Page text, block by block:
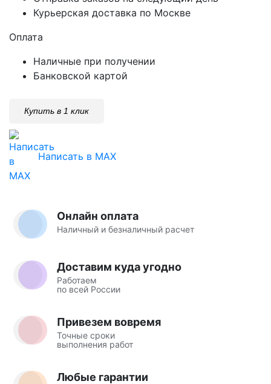
Курьерская доставка по Москве
Оплата
Наличные при получении
Банковской картой
Купить в 1 клик
Написать в MAX
Онлайн оплата
Наличный и безналичный расчет
Доставим куда угодно
Работаем
по всей России
Привезем вовремя
Точные сроки
выполнения работ
Любые гарантии